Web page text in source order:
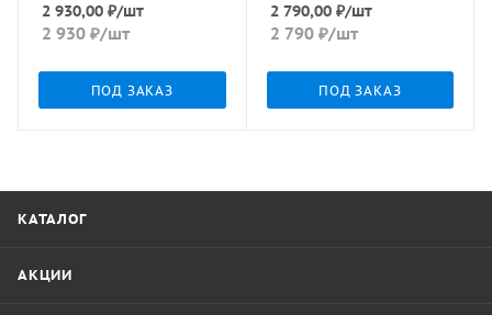
2 930,00 ₽/шт
2 930 ₽/шт
ПОД ЗАКАЗ
2 790,00₽/шт
2 790₽/шт
ПОД ЗАКАЗ
КАТАЛОГ
АКЦИИ